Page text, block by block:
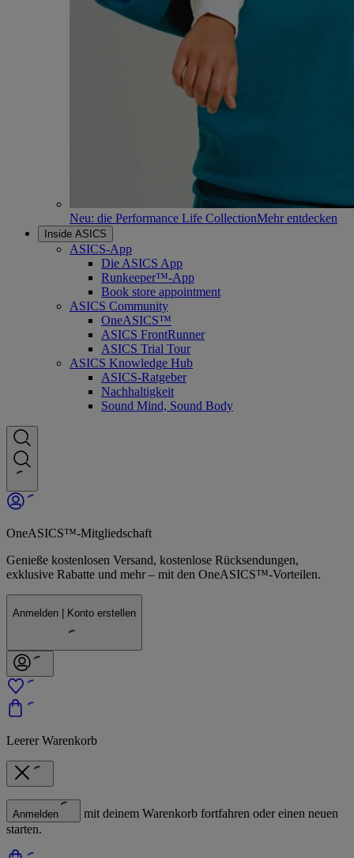
Neu: die Performance Life CollectionMehr entdecken
Inside ASICS
ASICS-App
Die ASICS App
Runkeeper™-App
Book store appointment
ASICS Community
OneASICS™
ASICS FrontRunner
ASICS Trial Tour
ASICS Knowledge Hub
ASICS-Ratgeber
Nachhaltigkeit
Sound Mind, Sound Body
OneASICS™-Mitgliedschaft
Genieße kostenlosen Versand, kostenlose Rücksendungen,
exklusive Rabatte und mehr – mit den OneASICS™-Vorteilen.
Anmelden | Konto erstellen
Leerer Warenkorb
Anmelden
mit deinem Warenkorb fortfahren oder einen neuen
starten.